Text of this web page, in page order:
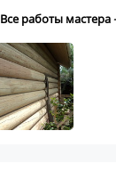
Все работы мастера